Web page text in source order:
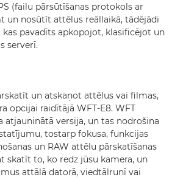
(failu pārsūtīšanas protokols ar
un nosūtīt attēlus reāllaikā, tādējādi
pavadīts apkopojot, klasificējot un
serverī.
un atskaņot attēlus vai filmas,
opcijai raidītājā WFT-E8. WFT
atjauninātā versija, un tas nodrošina
tostarp fokusa, funkcijas
un RAW attēlu pārskatīšanas
skatīt to, ko redz jūsu kamera, un
attālā datorā, viedtālrunī vai